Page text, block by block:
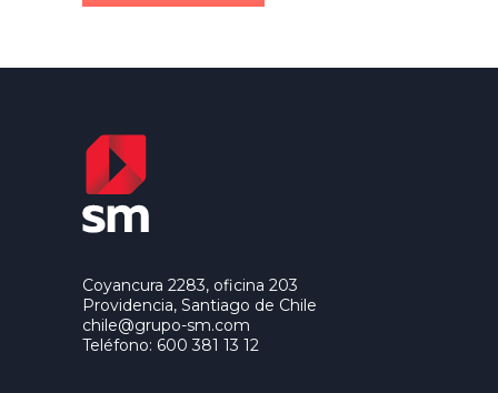
Coyancura 2283, oficina 203
Providencia, Santiago de Chile
chile@grupo-sm.com
Teléfono: 600 381 13 12